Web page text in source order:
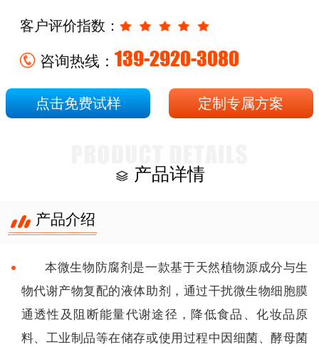
客户评价指数：
咨询热线： 139-2920-3080
点击免费试样 定制专属方案
产品详情
产品介绍
本微生物防腐剂是一款基于天然植物源成分与生
物代谢产物复配的液体助剂，通过干扰微生物细胞膜
通透性及阻断能量代谢途径，降低食品、化妆品原
料、工业制品等在储存或使用过程中因细菌、酵母菌